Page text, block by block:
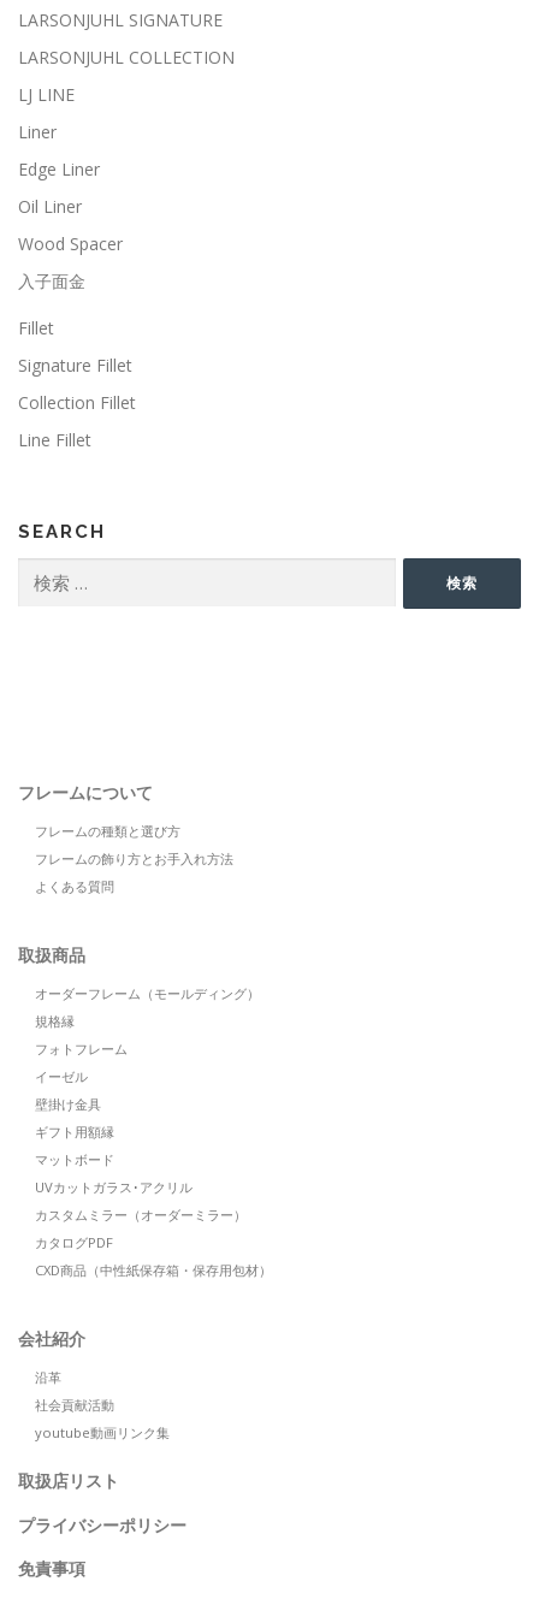
LARSONJUHL SIGNATURE
LARSONJUHL COLLECTION
LJ LINE
Liner
Edge Liner
Oil Liner
Wood Spacer
入子面金
Fillet
Signature Fillet
Collection Fillet
Line Fillet
SEARCH
索:
検索
フレームについて
フレームの種類と選び方
フレームの飾り方とお手入れ方法
よくある質問
取扱商品
オーダーフレーム（モールディング）
規格縁
フォトフレーム
イーゼル
壁掛け金具
ギフト用額縁
マットボード
UVカットガラス･アクリル
カスタムミラー（オーダーミラー）
カタログPDF
CXD商品（中性紙保存箱・保存用包材）
会社紹介
沿革
社会貢献活動
youtube動画リンク集
取扱店リスト
プライバシーポリシー
免責事項